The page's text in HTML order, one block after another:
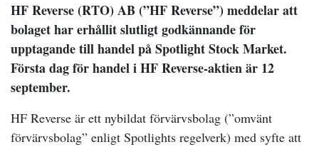
HF Reverse (RTO) AB (”HF Reverse”) meddelar att
bolaget har erhållit slutligt godkännande för
upptagande till handel på Spotlight Stock Market.
Första dag för handel i HF Reverse-aktien är 12
september.
HF Reverse är ett nybildat förvärvsbolag (”omvänt
förvärvsbolag” enligt Spotlights regelverk) med syfte att